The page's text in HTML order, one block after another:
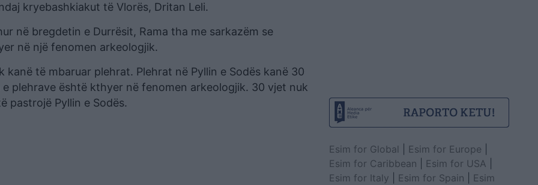
kryebashkiakut të Vlorës, Dritan Leli.
në bregdetin e Durrësit, Rama tha me sarkazëm se
në një fenomen arkeologjik.
kanë të mbaruar plehrat. Plehrat në Pyllin e Sodës kanë 30
plehrave është kthyer në fenomen arkeologjik. 30 vjet nuk
pastrojë Pyllin e Sodës.
Esim for Global Esim for Europe
Esim for Caribbean
Esim for USA
Esim for Italy
Esim for Spain
Esim